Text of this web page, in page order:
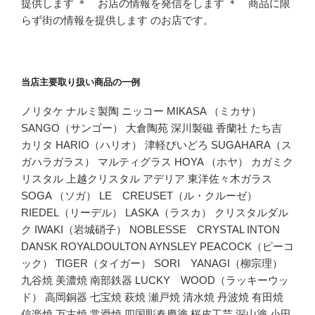
提供します ＊ お店の情報を発信をします ＊ 商品に限
らず街の情報を提供します のお店です。
当店主要取り扱い商品の一例
ノリタケ ナルミ製陶 ニッコー MIKASA （ミカサ）
SANGO（サンゴー） 大倉陶苑 深川製磁 香蘭社 たち吉
カリタ HARIO（ハリオ） 津軽びいどろ SUGAHARA（ス
ガハラガラス） マルティグラス HOYA （ホヤ） カガミク
リスタル 上越クリスタル アデリア 東洋佐々木ガラス
SOGA （ソガ） LE CREUSET（ル・クルーゼ）
RIEDEL（リーデル） LASKA（ラスカ） クリスタルダル
ク IWAKI（岩城硝子） NOBLESSE CRYSTAL INTON
DANSK ROYALDOULTON AYNSLEY PEACOCK（ピーコ
ック） TIGER（タイガー） SORI YANAGI（柳宗理）
九谷焼 美濃焼 南部鉄器 LUCKY WOOD（ラッキーウッ
ド） 高岡銅器 七宝焼 萩焼 瀬戸焼 清水焼 丹波焼 有田焼